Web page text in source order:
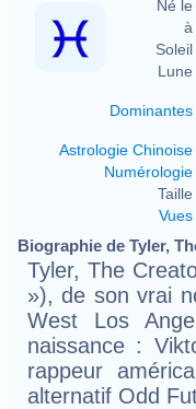
Né le
à
Soleil
Lune
Dominantes
Astrologie Chinoise
Numérologie
Taille
Vues
Biographie de Tyler,
Tyler, The
»), de son vrai
West Los
naissance :
rappeur
alternatif Odd